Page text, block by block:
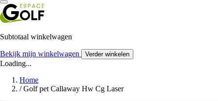
Subtotaal winkelwagen
Bekijk mijn winkelwagen Verder winkelen
Loading...
Home
/ Golf pet Callaway Hw Cg Laser